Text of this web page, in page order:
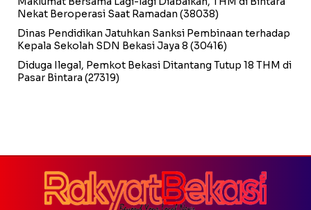
Nekat Beroperasi Saat Ramadan (38038)
Dinas Pendidikan Jatuhkan Sanksi Pembinaan terhadap
Kepala Sekolah SDN Bekasi Jaya 8 (30416)
Diduga Ilegal, Pemkot Bekasi Ditantang Tutup 18 THM di
Pasar Bintara (27319)